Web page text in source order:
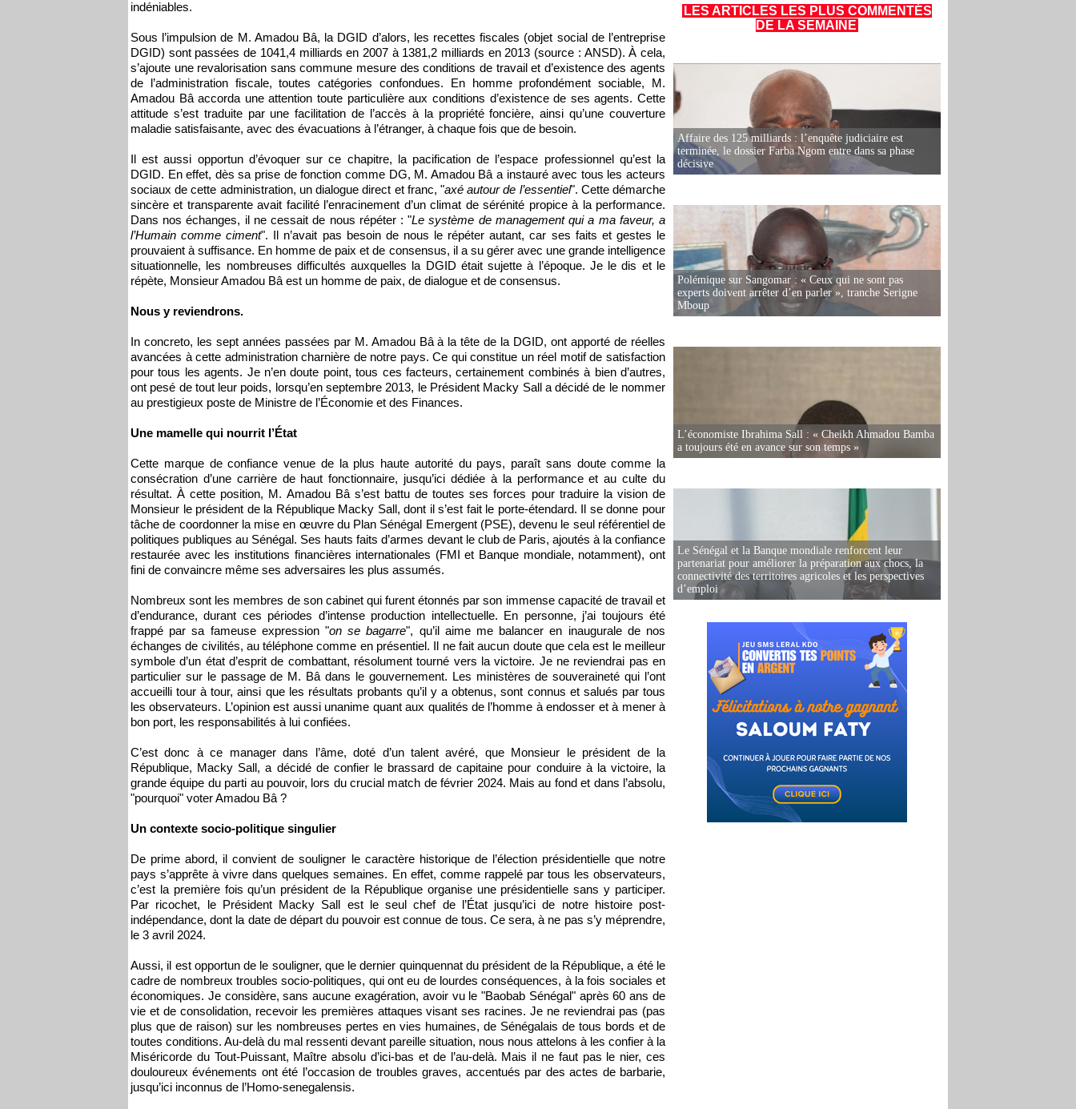
indéniables.
Sous l’impulsion de M. Amadou Bâ, la DGID d’alors, les recettes fiscales (objet social de l’entreprise
DGID) sont passées de 1041,4 milliards en 2007 à 1381,2 milliards en 2013 (source : ANSD). À cela,
s’ajoute une revalorisation sans commune mesure des conditions de travail et d’existence des agents
de l’administration fiscale, toutes catégories confondues. En homme profondément sociable, M.
Amadou Bâ accorda une attention toute particulière aux conditions d’existence de ses agents. Cette
attitude s’est traduite par une facilitation de l’accès à la propriété foncière, ainsi qu’une couverture
maladie satisfaisante, avec des évacuations à l’étranger, à chaque fois que de besoin.
Il est aussi opportun d’évoquer sur ce chapitre, la pacification de l’espace professionnel qu’est la
DGID. En effet, dès sa prise de fonction comme DG, M. Amadou Bâ a instauré avec tous les acteurs
sociaux de cette administration, un dialogue direct et franc, "axé autour de l’essentiel". Cette démarche
sincère et transparente avait facilité l’enracinement d’un climat de sérénité propice à la performance.
Dans nos échanges, il ne cessait de nous répéter : "Le système de management qui a ma faveur, a
l’Humain comme ciment". Il n’avait pas besoin de nous le répéter autant, car ses faits et gestes le
prouvaient à suffisance. En homme de paix et de consensus, il a su gérer avec une grande intelligence
situationnelle, les nombreuses difficultés auxquelles la DGID était sujette à l’époque. Je le dis et le
répète, Monsieur Amadou Bâ est un homme de paix, de dialogue et de consensus.
Nous y reviendrons.
In concreto, les sept années passées par M. Amadou Bâ à la tête de la DGID, ont apporté de réelles
avancées à cette administration charnière de notre pays. Ce qui constitue un réel motif de satisfaction
pour tous les agents. Je n’en doute point, tous ces facteurs, certainement combinés à bien d’autres,
ont pesé de tout leur poids, lorsqu’en septembre 2013, le Président Macky Sall a décidé de le nommer
au prestigieux poste de Ministre de l’Économie et des Finances.
Une mamelle qui nourrit l’État
Cette marque de confiance venue de la plus haute autorité du pays, paraît sans doute comme la
consécration d’une carrière de haut fonctionnaire, jusqu’ici dédiée à la performance et au culte du
résultat. À cette position, M. Amadou Bâ s’est battu de toutes ses forces pour traduire la vision de
Monsieur le président de la République Macky Sall, dont il s’est fait le porte-étendard. Il se donne pour
tâche de coordonner la mise en œuvre du Plan Sénégal Emergent (PSE), devenu le seul référentiel de
politiques publiques au Sénégal. Ses hauts faits d’armes devant le club de Paris, ajoutés à la confiance
restaurée avec les institutions financières internationales (FMI et Banque mondiale, notamment), ont
fini de convaincre même ses adversaires les plus assumés.
Nombreux sont les membres de son cabinet qui furent étonnés par son immense capacité de travail et
d’endurance, durant ces périodes d’intense production intellectuelle. En personne, j’ai toujours été
frappé par sa fameuse expression "on se bagarre", qu’il aime me balancer en inaugurale de nos
échanges de civilités, au téléphone comme en présentiel. Il ne fait aucun doute que cela est le meilleur
symbole d’un état d’esprit de combattant, résolument tourné vers la victoire. Je ne reviendrai pas en
particulier sur le passage de M. Bâ dans le gouvernement. Les ministères de souveraineté qui l’ont
accueilli tour à tour, ainsi que les résultats probants qu’il y a obtenus, sont connus et salués par tous
les observateurs. L’opinion est aussi unanime quant aux qualités de l’homme à endosser et à mener à
bon port, les responsabilités à lui confiées.
C’est donc à ce manager dans l’âme, doté d’un talent avéré, que Monsieur le président de la
République, Macky Sall, a décidé de confier le brassard de capitaine pour conduire à la victoire, la
grande équipe du parti au pouvoir, lors du crucial match de février 2024. Mais au fond et dans l’absolu,
"pourquoi" voter Amadou Bâ ?
Un contexte socio-politique singulier
De prime abord, il convient de souligner le caractère historique de l’élection présidentielle que notre
pays s’apprête à vivre dans quelques semaines. En effet, comme rappelé par tous les observateurs,
c’est la première fois qu’un président de la République organise une présidentielle sans y participer.
Par ricochet, le Président Macky Sall est le seul chef de l’État jusqu’ici de notre histoire post-
indépendance, dont la date de départ du pouvoir est connue de tous. Ce sera, à ne pas s’y méprendre,
le 3 avril 2024.
Aussi, il est opportun de le souligner, que le dernier quinquennat du président de la République, a été le
cadre de nombreux troubles socio-politiques, qui ont eu de lourdes conséquences, à la fois sociales et
économiques. Je considère, sans aucune exagération, avoir vu le "Baobab Sénégal" après 60 ans de
vie et de consolidation, recevoir les premières attaques visant ses racines. Je ne reviendrai pas (pas
plus que de raison) sur les nombreuses pertes en vies humaines, de Sénégalais de tous bords et de
toutes conditions. Au-delà du mal ressenti devant pareille situation, nous nous attelons à les confier à la
Miséricorde du Tout-Puissant, Maître absolu d’ici-bas et de l’au-delà. Mais il ne faut pas le nier, ces
douloureux événements ont été l’occasion de troubles graves, accentués par des actes de barbarie,
jusqu’ici inconnus de l’Homo-senegalensis.
LES ARTICLES LES PLUS COMMENTÉS
DE LA SEMAINE
Affaire des 125 milliards : l’enquête judiciaire est
terminée, le dossier Farba Ngom entre dans sa phase
décisive
Polémique sur Sangomar : « Ceux qui ne sont pas
experts doivent arrêter d’en parler », tranche Serigne
Mboup
L’économiste Ibrahima Sall : « Cheikh Ahmadou Bamba
a toujours été en avance sur son temps »
Le Sénégal et la Banque mondiale renforcent leur
partenariat pour améliorer la préparation aux chocs, la
connectivité des territoires agricoles et les perspectives
d’emploi